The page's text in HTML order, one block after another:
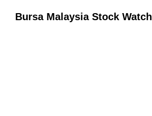
Bursa Malaysia Stock Watch